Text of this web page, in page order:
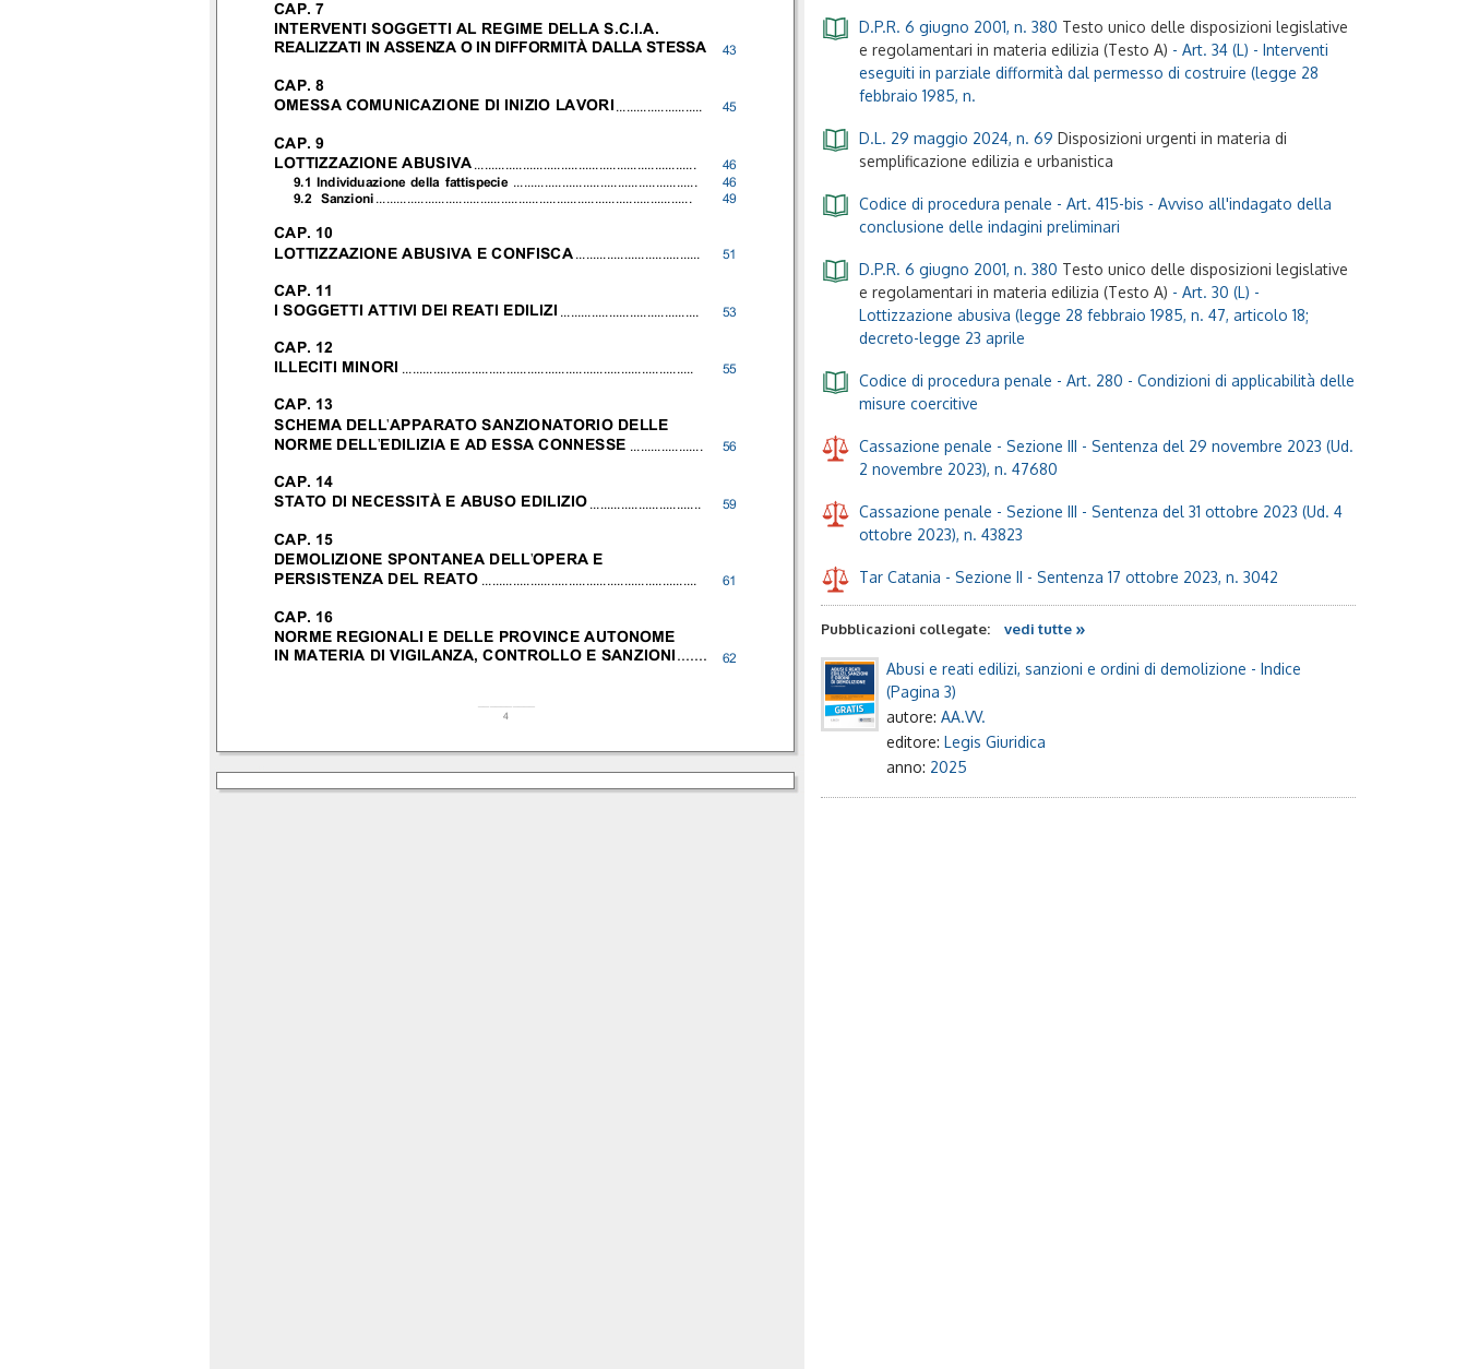
D.P.R. 6 giugno 2001, n. 380 Testo unico delle disposizioni legislative
e regolamentari in materia edilizia (Testo A) - Art. 34 (L) - Interventi
eseguiti in parziale difformità dal permesso di costruire (legge 28
febbraio 1985, n.
D.L. 29 maggio 2024, n. 69 Disposizioni urgenti in materia di
semplificazione edilizia e urbanistica
Codice di procedura penale - Art. 415-bis - Avviso all'indagato della
conclusione delle indagini preliminari
D.P.R. 6 giugno 2001, n. 380 Testo unico delle disposizioni legislative
e regolamentari in materia edilizia (Testo A) - Art. 30 (L) -
Lottizzazione abusiva (legge 28 febbraio 1985, n. 47, articolo 18;
decreto-legge 23 aprile
Codice di procedura penale - Art. 280 - Condizioni di applicabilità delle
misure coercitive
Cassazione penale - Sezione III - Sentenza del 29 novembre 2023 (Ud.
2 novembre 2023), n. 47680
Cassazione penale - Sezione III - Sentenza del 31 ottobre 2023 (Ud. 4
ottobre 2023), n. 43823
Tar Catania - Sezione II - Sentenza 17 ottobre 2023, n. 3042
Pubblicazioni collegate: vedi tutte »
Abusi e reati edilizi, sanzioni e ordini di demolizione - Indice
(Pagina 3)
autore: AA.VV.
editore: Legis Giuridica
anno: 2025
4
CAP. 7
INTERVENTI SOGGETTI AL REGIME DELLA S.C.I.A.
REALIZZATI IN ASSENZA O IN DIFFORMITÀ DALLA STESSA
43
CAP. 8
OMESSA COMUNICAZIONE DI INIZIO LAVORI ......................... 45
CAP. 9
LOTTIZZAZIONE ABUSIVA ................................................................
46
9.1 Individuazione della fattispecie ..................................................... 46
9.2 Sanzioni ........................................................................................... 49
CAP. 10
LOTTIZZAZIONE ABUSIVA E CONFISCA .................................... 51
CAP. 11
I SOGGETTI ATTIVI DEI REATI EDILIZI ........................................ 53
CAP. 12
ILLECITI MINORI
.................................................................................... 55
CAP. 13
SCHEMA DELL'APPARATO SANZIONATORIO DELLE
NORME DELL'EDILIZIA E AD ESSA CONNESSE ..................... 56
CAP. 14
STATO DI NECESSITÀ E ABUSO EDILIZIO ................................ 59
CAP. 15
DEMOLIZIONE SPONTANEA DELL'OPERA E
PERSISTENZA DEL REATO .............................................................. 61
CAP. 16
NORME REGIONALI E DELLE PROVINCE AUTONOME
IN MATERIA DI VIGILANZA, CONTROLLO E SANZIONI ....... 62